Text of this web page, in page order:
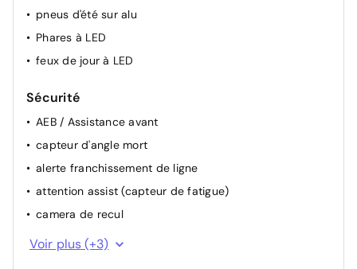
pneus d'été sur alu
Phares à LED
feux de jour à LED
Sécurité
AEB / Assistance avant
capteur d'angle mort
alerte franchissement de ligne
attention assist (capteur de fatigue)
camera de recul
alarme
Voir plus (+3)